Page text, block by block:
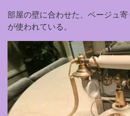
部屋の壁に合わせた、ベージュ
が使われている。